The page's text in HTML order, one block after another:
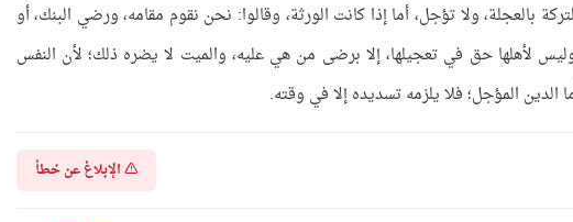
بالعجلة، ولا تؤجل، أما إذا كانت الورثة، وقالوا: نحن نقوم مقامه، ورضي البنك، أو
لأهلها حق في تعجيلها، إلا برضى من هي عليه، والميت لا يضره ذلك؛ لأن النفس
الدين المؤجل؛ فلا يلزمه تسديده إلا في وقته.
الإبلاغ عن خطأ